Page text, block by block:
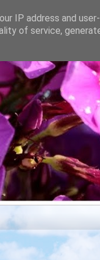
IP address and
of service,